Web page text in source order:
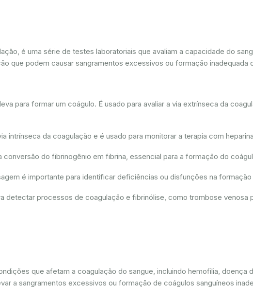
é uma série de testes laboratoriais que avaliam a capacidade do
que podem causar sangramentos excessivos ou formação inadequada
para formar um coágulo. É usado para avaliar a via extrínseca da
intrínseca da coagulação e é usado para monitorar a terapia com
do fibrinogênio em fibrina, essencial para a formação do
é importante para identificar deficiências ou disfunções na
detectar processos de coagulação e fibrinólise, como trombose venosa
que afetam a coagulação do sangue, incluindo hemofilia, doença
a sangramentos excessivos ou formação de coágulos sanguíneos